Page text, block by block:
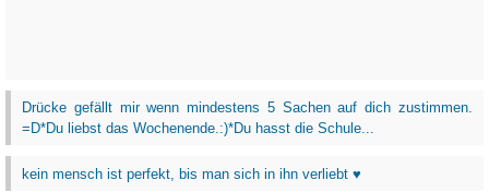
Drücke gefällt mir wenn mindestens 5 Sachen auf dich zustimmen.
=D*Du liebst das Wochenende.:)*Du hasst die Schule...
kein mensch ist perfekt, bis man sich in ihn verliebt ♥